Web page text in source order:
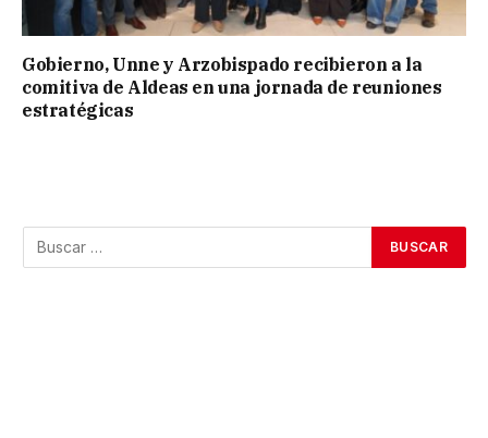
Gobierno, Unne y Arzobispado recibieron a la
comitiva de Aldeas en una jornada de reuniones
estratégicas